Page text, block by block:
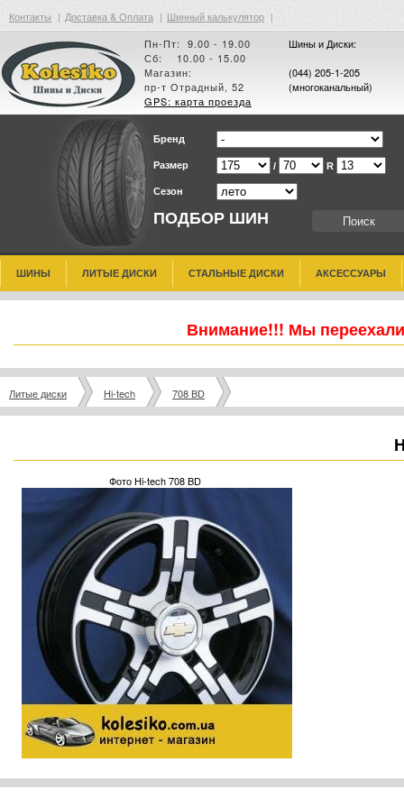
Контакты | Доставка & Оплата | Шинный калькулятор |
Пн-Пт: 9.00 - 19.00
Сб: 10.00 - 15.00
Магазин:
пр-т Отрадный, 52
GPS: карта проезда
Шины и Диски:
(044) 205-1-205
(многоканальный)
ПОДБОР ШИН
Бренд
Размер / R
Сезон
ШИНЫ ЛИТЫЕ ДИСКИ СТАЛЬНЫЕ ДИСКИ АКСЕССУАРЫ
Внимание!!! Мы
Литые диски Hi-tech 708 BD
Фото Hi-tech 708 BD